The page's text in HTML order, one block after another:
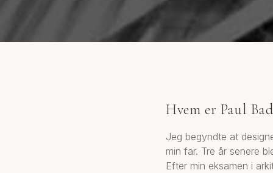
Hvem er Paul
Jeg begyndte at
min far. Tre år senere
Efter min eksamen i